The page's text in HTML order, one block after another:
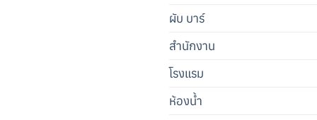
ผับ บาร์
สำนักงาน
โรงแรม
ห้องน้ำ